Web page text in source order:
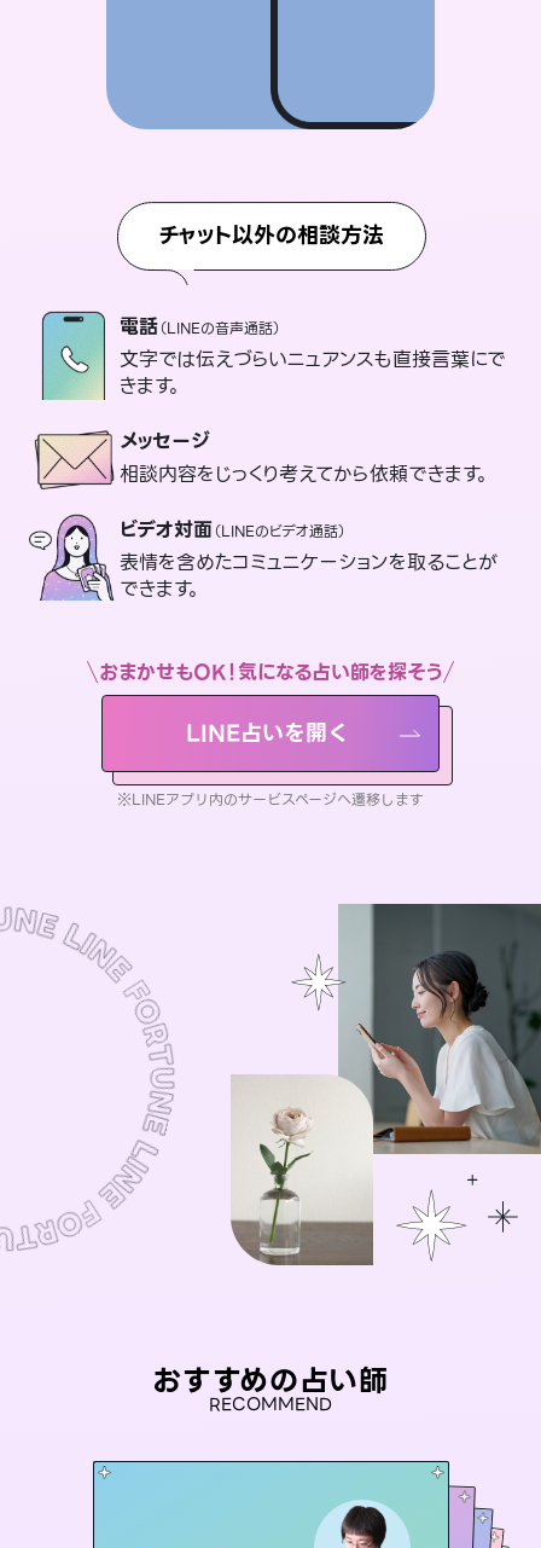
チャット以外の相談方法
電話（LINEの音声通話）
文字では伝えづらいニュアンスも直接言葉にで
きます。
メッセージ
相談内容をじっくり考えてから依頼できます。
ビデオ対面（LINEのビデオ通話）
表情を含めたコミュニケーションを取ることが
できます。
おまかせもOK！気になる占い師を探そう
LINE占いを開く
※LINEアプリ内のサービスページへ遷移します
おすすめの占い師
RECOMMEND